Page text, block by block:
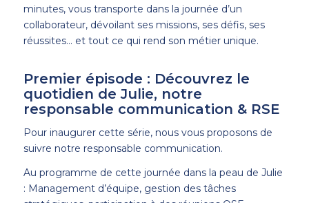
minutes, vous transporte dans la journée d’un
collaborateur, dévoilant ses missions, ses défis, ses
réussites… et tout ce qui rend son métier unique.
Premier épisode : Découvrez le
quotidien de Julie, notre
responsable communication & RSE
Pour inaugurer cette série, nous vous proposons de
suivre notre responsable communication.
Au programme de cette journée dans la peau de Julie
: Management d’équipe, gestion des tâches